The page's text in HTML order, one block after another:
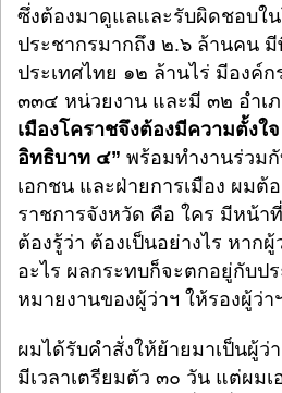
ซึ่งต้องมาดูแลและรับผิดชอบใ
ประชากรมากถึง ๒.๖ ล้านคน
ประเทศไทย ๑๒ ล้านไร่ มีองค์
๓๓๔ หน่วยงาน และมี ๓๒ อำเ
เมืองโคราชจึงต้องมีความตั้งใ
อิทธิบาท ๔” พร้อมทำงานร่วม
เอกชน และฝ่ายการเมือง ผมต้
ราชการจังหวัด คือ ใคร มีหน้า
ต้องรู้ว่า ต้องเป็นอย่างไร หากผู้
อะไร ผลกระทบก็จะตกอยู่กับป
หมายงานของผู้ว่าฯ ให้รองผู้ว่า
ผมได้รับคำสั่งให้ย้ายมาเป็นผู้
มีเวลาเตรียมตัว ๓๐ วัน แต่ผมเ